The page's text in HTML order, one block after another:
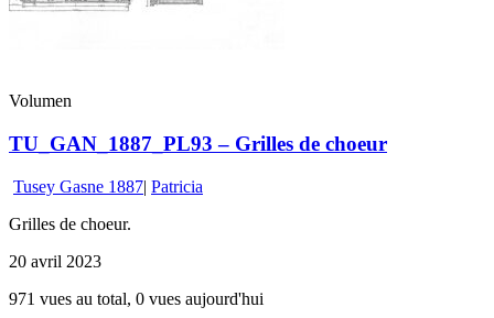
Volumen
TU_GAN_1887_PL93 – Grilles de choeur
Tusey Gasne 1887| Patricia
Grilles de choeur.
20 avril 2023
971 vues au total, 0 vues aujourd'hui